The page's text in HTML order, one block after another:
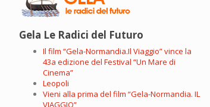
Gela Le Radici del Futuro
Il film “Gela-Normandia.Il Viaggio” vince la
43a edizione del Festival “Un Mare di
Cinema”
Leopoli
Vieni alla prima del film “Gela-Normandia. IL
VIAGGIO”